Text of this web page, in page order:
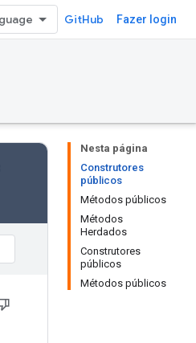
GitHub Fazer login
Nesta página
Construtores
públicos
Métodos públicos
Métodos
Herdados
Construtores
públicos
Métodos públicos